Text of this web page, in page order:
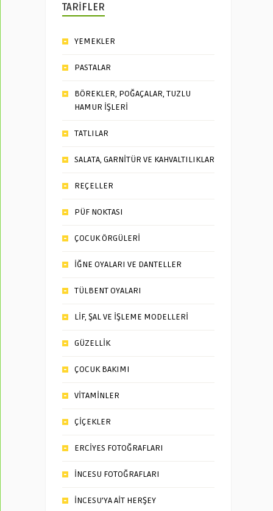
TARİFLER
YEMEKLER
PASTALAR
BÖREKLER, POĞAÇALAR, TUZLU
HAMUR İŞLERİ
TATLILAR
SALATA, GARNİTÜR VE KAHVALTILIKLAR
REÇELLER
PÜF NOKTASI
ÇOCUK ÖRGÜLERİ
İĞNE OYALARI VE DANTELLER
TÜLBENT OYALARI
LİF, ŞAL VE İŞLEME MODELLERİ
GÜZELLİK
ÇOCUK BAKIMI
VİTAMİNLER
ÇİÇEKLER
ERCİYES FOTOĞRAFLARI
İNCESU FOTOĞRAFLARI
İNCESU’YA AİT HERŞEY